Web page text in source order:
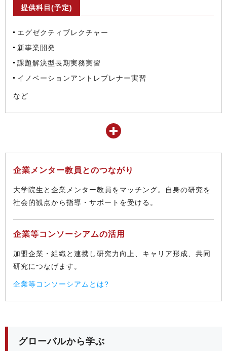
提供科目(予定)
エグゼクティブレクチャー
新事業開発
課題解決型長期実務実習
イノベーションアントレプレナー実習
など
企業メンター教員とのつながり
大学院生と企業メンター教員をマッチング。自身の研究を
社会的観点から指導・サポートを受ける。
企業等コンソーシアムの活用
加盟企業・組織と連携し研究力向上、キャリア形成、共同
研究につなげます。
企業等コンソーシアムとは?
グローバルから学ぶ